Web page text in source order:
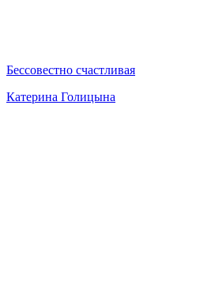
Бессовестно счастливая
Катерина Голицына